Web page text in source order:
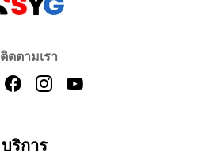
ติดตามเรา
บริการ